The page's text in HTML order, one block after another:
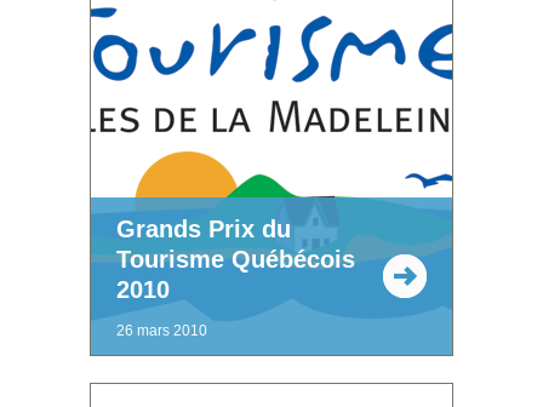
Grands Prix du
Tourisme Québécois
2010
26 mars 2010